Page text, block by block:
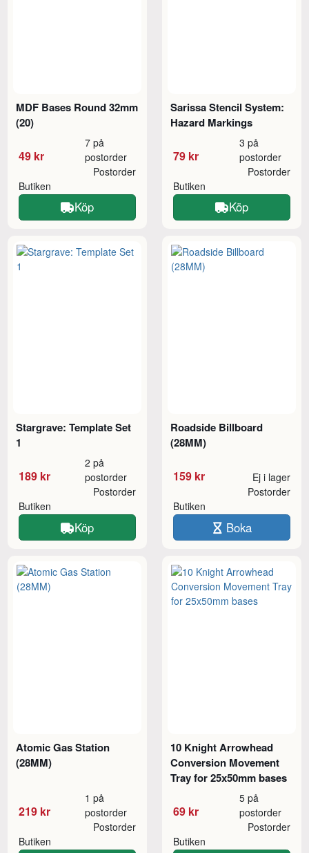
MDF Bases Round 32mm
(20)
49 kr
7 på
postorder
Butiken
Postorder
Köp
Sarissa Stencil System:
Hazard Markings
79 kr
3 på
postorder
Butiken
Postorder
Köp
Stargrave: Template Set
1
189 kr
2 på
postorder
Butiken
Postorder
Köp
Roadside Billboard
(28MM)
159 kr Ej i lager
Butiken
Postorder
Boka
Atomic Gas Station
(28MM)
219 kr
1 på
postorder
Butiken
Postorder
10 Knight Arrowhead
Conversion Movement
Tray for 25x50mm bases
69 kr
5 på
postorder
Butiken
Postorder